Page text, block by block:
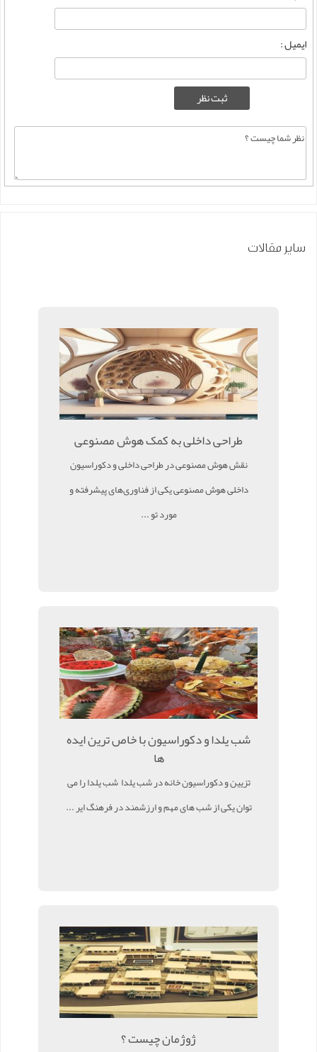
ایمیل :
سایر مقالات
طراحی داخلی به کمک هوش مصنوعی
نقش هوش مصنوعی در طراحی داخلی و دکوراسیون
داخلی هوش مصنوعی یکی از فناوری‌های پیشرفته و
مورد تو ...
شب یلدا و دکوراسیون با خاص ترین ایده
ها
تزیین و دکوراسیون خانه در شب یلدا شب یلدا را می
توان یکی از شب های مهم و ارزشمند در فرهنگ ایر ...
ژوژمان چیست ؟